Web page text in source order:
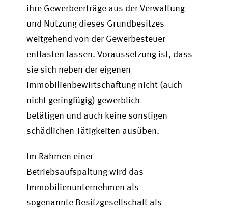
ihre Gewerbeerträge aus der Verwaltung
und Nutzung dieses Grundbesitzes
weitgehend von der Gewerbesteuer
entlasten lassen. Voraussetzung ist, dass
sie sich neben der eigenen
Immobilienbewirtschaftung nicht (auch
nicht geringfügig) gewerblich
betätigen und auch keine sonstigen
schädlichen Tätigkeiten ausüben.
Im Rahmen einer
Betriebsaufspaltung wird das
Immobilienunternehmen als
sogenannte Besitzgesellschaft als